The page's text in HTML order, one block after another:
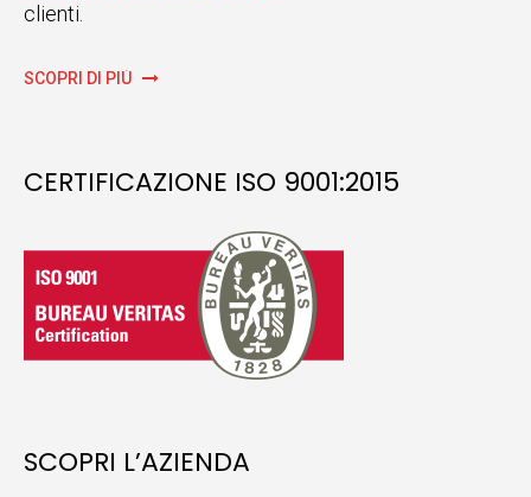
clienti.
SCOPRI DI PIÙ
CERTIFICAZIONE ISO 9001:2015
SCOPRI L’AZIENDA